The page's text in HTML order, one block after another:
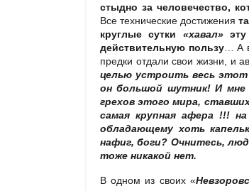
стыдно за человечество,
Все технические достижения
круглые сутки «хавал»эту
действительную пользу… А в
предки отдали свои жизни, и
целью устроить весь
он большой шутник! И мне
грехов этого мира,
самая крупная афера !!!
обладающему хоть
нафиг, боги? Очнитесь,
тоже никакой нет.
В одном из своих «